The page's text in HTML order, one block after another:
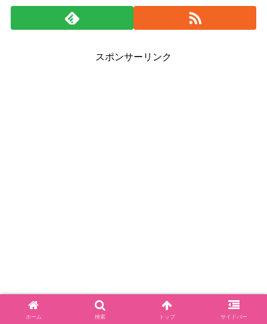
スポンサーリンク
ホーム 検索 トップ サイドバー